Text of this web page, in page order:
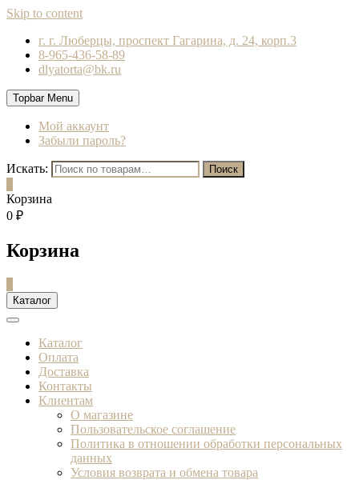
Skip to content
г. г. Люберцы, проспект Гагарина, д. 24, корп.3
8-965-436-58-89
dlyatorta@bk.ru
Topbar Menu
Мой аккаунт
Забыли пароль?
Искать: Поиск
Корзина
0 ₽
Корзина
Каталог
Каталог
Оплата
Доставка
Контакты
Клиентам
О магазине
Пользовательское соглашение
Политика в отношении обработки персональных
данных
Условия возврата и обмена товара